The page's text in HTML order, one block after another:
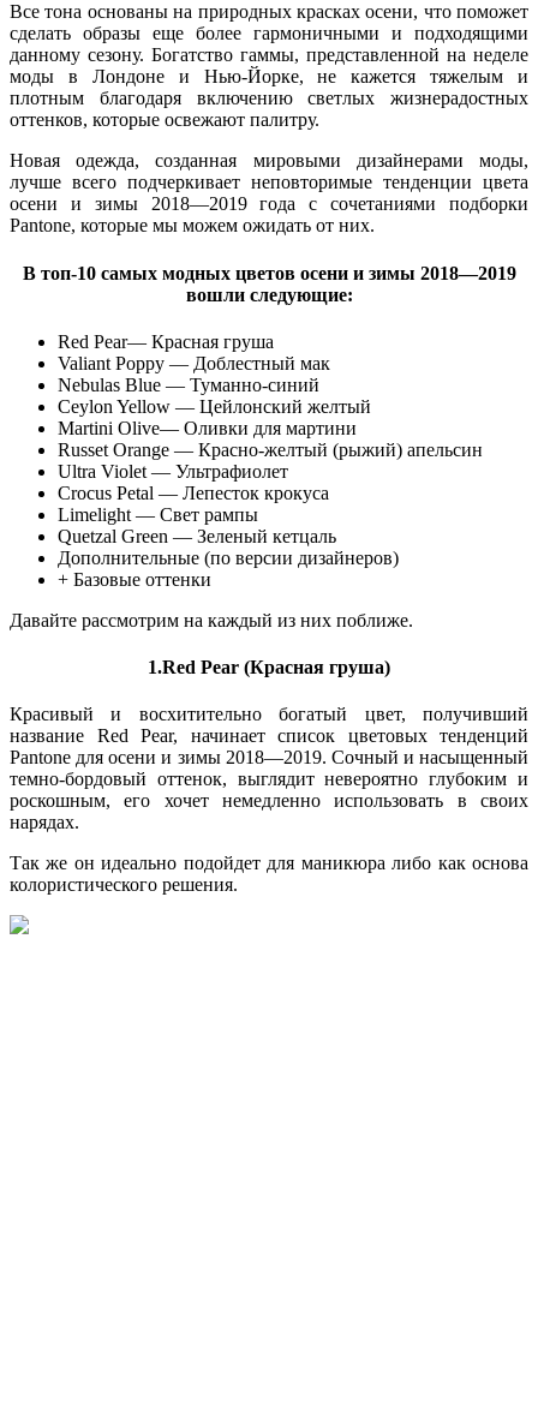
Все тона основаны на природных красках осени, что поможет
сделать образы еще более гармоничными и подходящими
данному сезону. Богатство гаммы, представленной на неделе
моды в Лондоне и Нью-Йорке, не кажется тяжелым и
плотным благодаря включению светлых жизнерадостных
оттенков, которые освежают палитру.
Новая одежда, созданная мировыми дизайнерами моды,
лучше всего подчеркивает неповторимые тенденции цвета
осени и зимы 2018—2019 года с сочетаниями подборки
Pantone, которые мы можем ожидать от них.
В топ-10 самых модных цветов осени и зимы 2018—2019
вошли следующие:
Red Pear— Красная груша
Valiant Poppy — Доблестный мак
Nebulas Blue — Туманно-синий
Ceylon Yellow — Цейлонский желтый
Martini Olive— Оливки для мартини
Russet Orange — Красно-желтый (рыжий) апельсин
Ultra Violet — Ультрафиолет
Crocus Petal — Лепесток крокуса
Limelight — Свет рампы
Quetzal Green — Зеленый кетцаль
Дополнительные (по версии дизайнеров)
+ Базовые оттенки
Давайте рассмотрим на каждый из них поближе.
1.Red Pear (Красная груша)
Красивый и восхитительно богатый цвет, получивший
название Red Pear, начинает список цветовых тенденций
Pantone для осени и зимы 2018—2019. Сочный и насыщенный
темно-бордовый оттенок, выглядит невероятно глубоким и
роскошным, его хочет немедленно использовать в своих
нарядах.
Так же он идеально подойдет для маникюра либо как основа
колористического решения.